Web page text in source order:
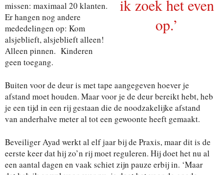
ik zoek het even
op.’
missen: maximaal 20 klanten.
Er hangen nog andere
mededelingen op: Kom
alsjeblieft, alsjeblieft alleen!
Alleen pinnen. Kinderen
geen toegang.
Buiten voor de deur is met tape aangegeven hoever je
afstand moet houden. Maar voor je de deur bereikt hebt, heb
je een tijd in een rij gestaan die de noodzakelijke afstand
van anderhalve meter al tot een gewoonte heeft gemaakt.
Beveiliger Ayad werkt al elf jaar bij de Praxis, maar dit is de
eerste keer dat hij zo’n rij moet reguleren. Hij doet het nu al
een aantal dagen en vaak schiet zijn pauze erbij in. ‘Maar